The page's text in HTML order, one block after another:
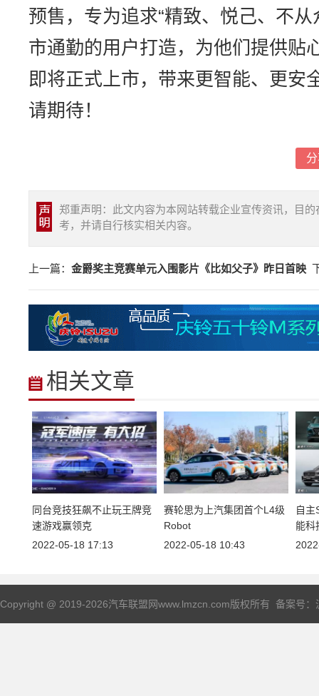
预售，专为追求“精致、悦己、不
市通勤的用户打造，为他们提供贴
即将正式上市，带来更智能、更安
请期待！
郑重声明：此文内容为本网站转载企业宣传资讯，目
考，并请自行核实相关内容。
上一篇： 金爵奖主竞赛单元入围影片《比如父子》昨日首映
相关文章
同台竞技狂飙不止玩王牌竞
速游戏赢领克
2022-05-18 17:13
赛轮思为上汽集团首个L4级
Robot
2022-05-18 10:43
自主
能科
Copyright @ 2019-2026汽车联盟网www.lmzcn.com版权所有 备案号：